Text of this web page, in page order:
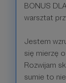
BONUS
warsztat
Jestem
się mierzę
Rozwijam
sumie to